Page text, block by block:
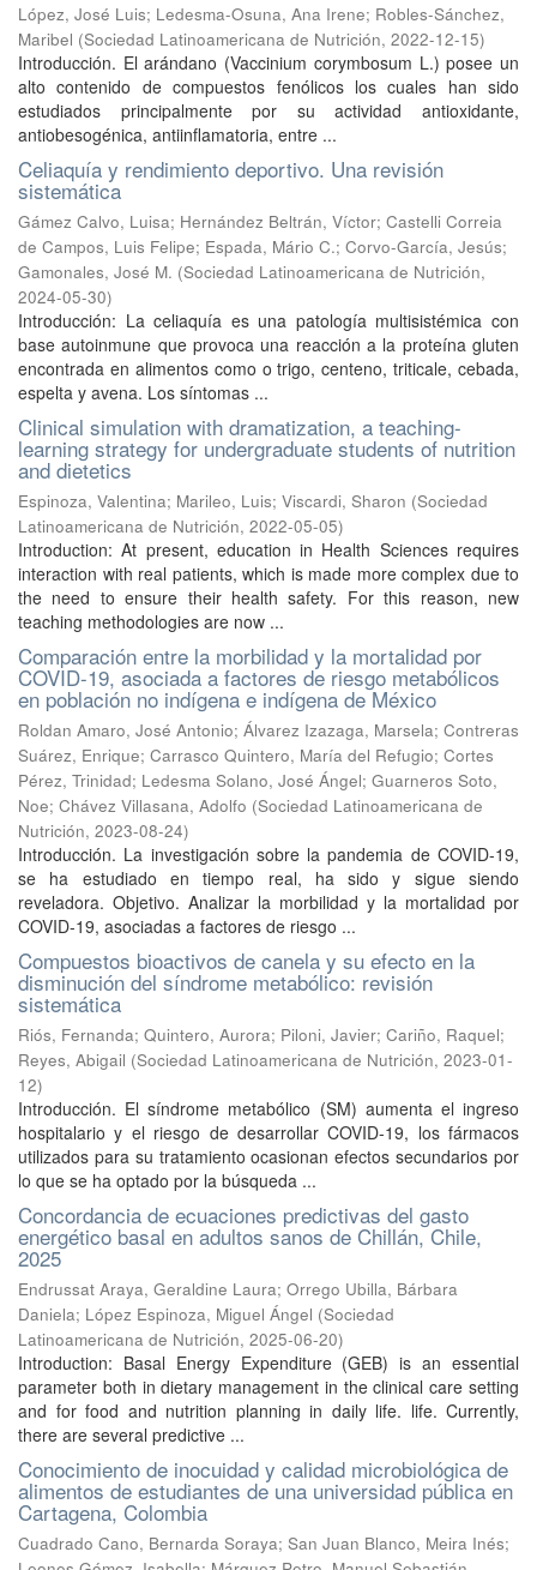
López, José Luis; Ledesma-Osuna, Ana Irene; Robles-Sánchez,
Maribel (Sociedad Latinoamericana de Nutrición, 2022-12-15)
Introducción. El arándano (Vaccinium corymbosum L.) posee un
alto contenido de compuestos fenólicos los cuales han sido
estudiados principalmente por su actividad antioxidante,
antiobesogénica, antiinflamatoria, entre ...
Celiaquía y rendimiento deportivo. Una revisión
sistemática
Gámez Calvo, Luisa; Hernández Beltrán, Víctor; Castelli Correia
de Campos, Luis Felipe; Espada, Mário C.; Corvo-García, Jesús;
Gamonales, José M. (Sociedad Latinoamericana de Nutrición,
2024-05-30)
Introducción: La celiaquía es una patología multisistémica con
base autoinmune que provoca una reacción a la proteína gluten
encontrada en alimentos como o trigo, centeno, triticale, cebada,
espelta y avena. Los síntomas ...
Clinical simulation with dramatization, a teaching-
learning strategy for undergraduate students of nutrition
and dietetics
Espinoza, Valentina; Marileo, Luis; Viscardi, Sharon (Sociedad
Latinoamericana de Nutrición, 2022-05-05)
Introduction: At present, education in Health Sciences requires
interaction with real patients, which is made more complex due to
the need to ensure their health safety. For this reason, new
teaching methodologies are now ...
Comparación entre la morbilidad y la mortalidad por
COVID-19, asociada a factores de riesgo metabólicos
en población no indígena e indígena de México
Roldan Amaro, José Antonio; Álvarez Izazaga, Marsela; Contreras
Suárez, Enrique; Carrasco Quintero, María del Refugio; Cortes
Pérez, Trinidad; Ledesma Solano, José Ángel; Guarneros Soto,
Noe; Chávez Villasana, Adolfo (Sociedad Latinoamericana de
Nutrición, 2023-08-24)
Introducción. La investigación sobre la pandemia de COVID-19,
se ha estudiado en tiempo real, ha sido y sigue siendo
reveladora. Objetivo. Analizar la morbilidad y la mortalidad por
COVID-19, asociadas a factores de riesgo ...
Compuestos bioactivos de canela y su efecto en la
disminución del síndrome metabólico: revisión
sistemática
Riós, Fernanda; Quintero, Aurora; Piloni, Javier; Cariño, Raquel;
Reyes, Abigail (Sociedad Latinoamericana de Nutrición, 2023-01-
12)
Introducción. El síndrome metabólico (SM) aumenta el ingreso
hospitalario y el riesgo de desarrollar COVID-19, los fármacos
utilizados para su tratamiento ocasionan efectos secundarios por
lo que se ha optado por la búsqueda ...
Concordancia de ecuaciones predictivas del gasto
energético basal en adultos sanos de Chillán, Chile,
2025
Endrussat Araya, Geraldine Laura; Orrego Ubilla, Bárbara
Daniela; López Espinoza, Miguel Ángel (Sociedad
Latinoamericana de Nutrición, 2025-06-20)
Introduction: Basal Energy Expenditure (GEB) is an essential
parameter both in dietary management in the clinical care setting
and for food and nutrition planning in daily life. life. Currently,
there are several predictive ...
Conocimiento de inocuidad y calidad microbiológica de
alimentos de estudiantes de una universidad pública en
Cartagena, Colombia
Cuadrado Cano, Bernarda Soraya; San Juan Blanco, Meira Inés;